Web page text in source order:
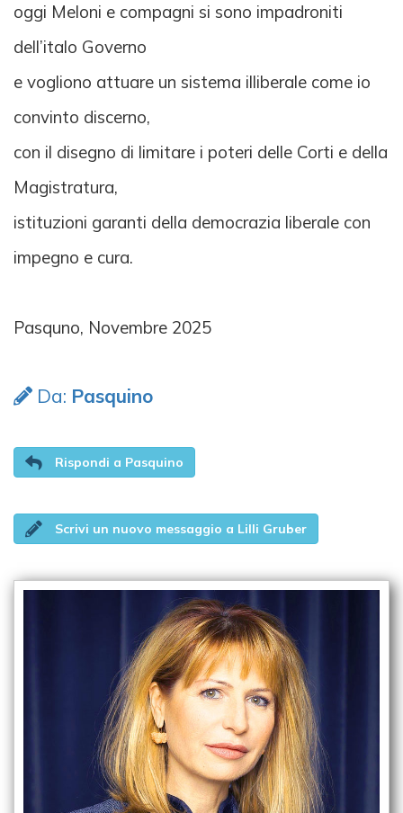
oggi Meloni e compagni si sono impadroniti
dell’italo Governo
e vogliono attuare un sistema illiberale come io
convinto discerno,
con il disegno di limitare i poteri delle Corti e della
Magistratura,
istituzioni garanti della democrazia liberale con
impegno e cura.
Pasquno, Novembre 2025
Da: Pasquino
Rispondi a Pasquino
Scrivi un nuovo messaggio a Lilli Gruber